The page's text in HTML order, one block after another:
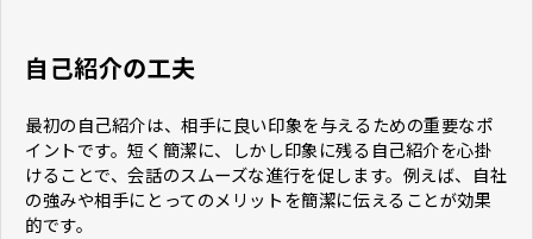
自己紹介の工夫
最初の自己紹介は、相手に良い印象を与えるための重要なポ
イントです。短く簡潔に、しかし印象に残る自己紹介を心掛
けることで、会話のスムーズな進行を促します。例えば、自社
の強みや相手にとってのメリットを簡潔に伝えることが効果
的です。